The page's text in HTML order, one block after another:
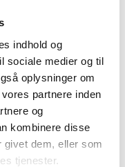
indhold og
sociale medier og til
oplysninger om
partnere inden
og
kombinere disse
givet dem, eller som
tjenester.
som
som
former, men